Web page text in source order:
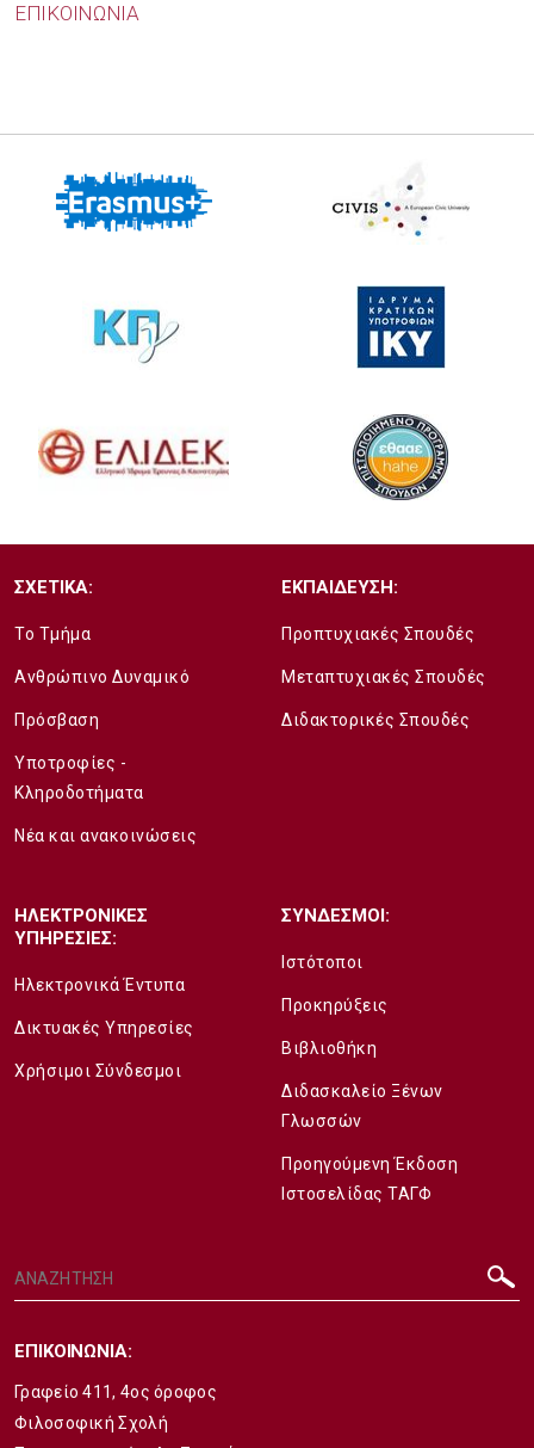
ΕΠΙΚΟΙΝΩΝΙΑ
ΣΧΕΤΙΚΑ:
Το Τμήμα
Ανθρώπινο Δυναμικό
Πρόσβαση
Υποτροφίες -
Κληροδοτήματα
Νέα και ανακοινώσεις
ΕΚΠΑΙΔΕΥΣΗ:
Προπτυχιακές Σπουδές
Μεταπτυχιακές Σπουδές
Διδακτορικές Σπουδές
ΗΛΕΚΤΡΟΝΙΚΕΣ
ΥΠΗΡΕΣΙΕΣ:
Ηλεκτρονικά Έντυπα
Δικτυακές Υπηρεσίες
Χρήσιμοι Σύνδεσμοι
ΣΥΝΔΕΣΜΟΙ:
Ιστότοποι
Προκηρύξεις
Βιβλιοθήκη
Διδασκαλείο Ξένων
Γλωσσών
Προηγούμενη Έκδοση
Ιστοσελίδας ΤΑΓΦ
ΕΠΙΚΟΙΝΩΝΙΑ:
Γραφείο 411, 4ος όροφος
Φιλοσοφική Σχολή